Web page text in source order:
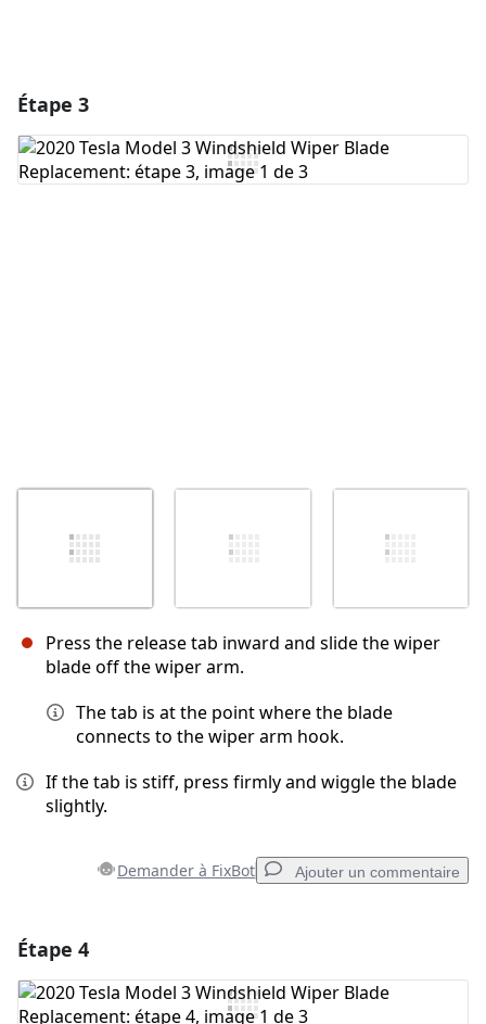
Étape 3
Press the release tab inward and slide the wiper
blade off the wiper arm.
The tab is at the point where the blade
connects to the wiper arm hook.
If the tab is stiff, press firmly and wiggle the blade
slightly.
Demander à FixBot Ajouter un commentaire
Ajouter un commentaire
Étape 4